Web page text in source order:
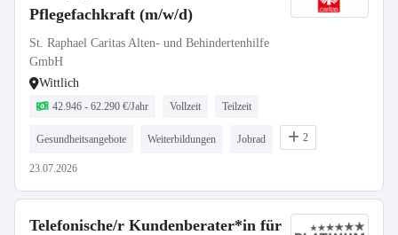
Pflegefachkraft (m/w/d)
St. Raphael Caritas Alten- und Behindertenhilfe
GmbH
Wittlich
42.946 - 62.290 €/Jahr Vollzeit Teilzeit
Gesundheitsangebote Weiterbildungen Jobrad 2
23.07.2026
Telefonische/r Kundenberater*in für